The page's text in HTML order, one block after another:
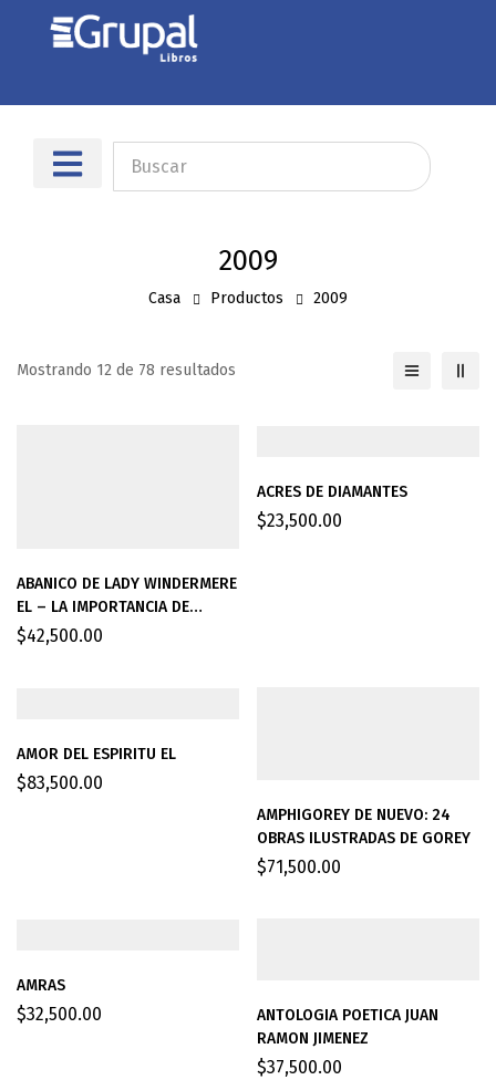
2009
Casa Productos 2009
Mostrando 12 de 78 resultados
ABANICO DE LADY WINDERMERE
EL – LA IMPORTANCIA DE
LLAMARSE ERNEST
$42,500.00
ACRES DE DIAMANTES
$23,500.00
AMOR DEL ESPIRITU EL
$83,500.00
AMPHIGOREY DE NUEVO: 24
OBRAS ILUSTRADAS DE GOREY
$71,500.00
AMRAS
$32,500.00
ANTOLOGIA POETICA JUAN
RAMON JIMENEZ
$37,500.00